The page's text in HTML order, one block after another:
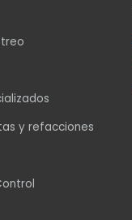
y refacciones